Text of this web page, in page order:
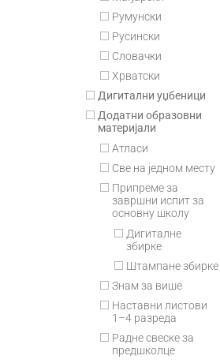
Румунски
Русински
Словачки
Хрватски
Дигитални уџбеници
Додатни образовни
материјали
Атласи
Све на једном месту
Припремe за
завршни испит за
основну школу
Дигиталне
збирке
Штампане збирке
Знам за више
Наставни листови
1–4 разреда
Радне свеске за
предшколце